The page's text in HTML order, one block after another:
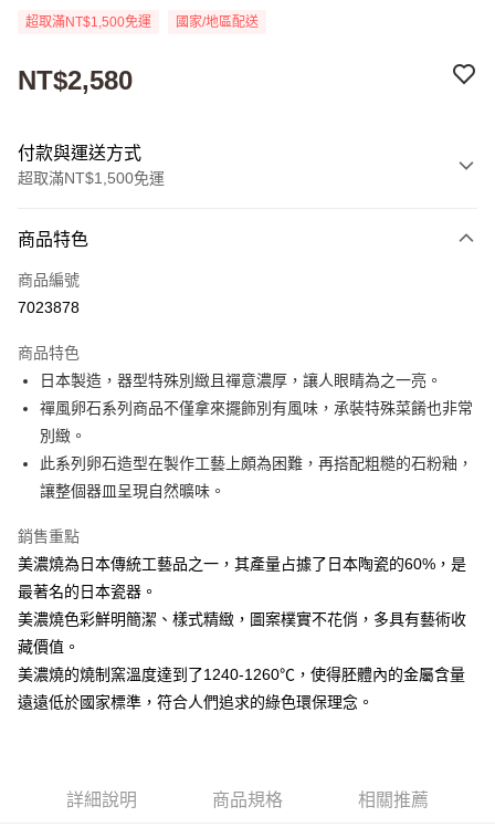
超取滿NT$1,500免運 國家/地區配送
NT$2,580
付款與運送方式
超取滿NT$1,500免運
信用卡一次付款
超商取貨付款
街口支付
悠遊付
AFTEE先享後付
相關說明
AFTEE先享後付是「在收到商品之後才付款」的支付方式。 讓您購物簡單
便利好安心！
１．簡單：不需註冊會員、不需綁卡、不需儲值。
２．便利：只要手機號碼，簡訊認證，即可結帳。
３．安心：先確認商品／服務後，再付款。
【「AFTEE先享後付」結帳流程】
１．於結帳方式選擇「AFTEE先享後付」後，將跳轉至「AFTEE先享後付」
２．訂單成立數日內，您將收到繳費通知簡訊。
購買商品的店家。未經商家同意取消之訂單仍視為有效，需透過AFTEE先享
後付繳納相關費用。
ATM付款
全家取貨付款
每筆NT$60，滿NT$1,500(含以上)免運費
7-11取貨付款
每筆NT$100，滿NT$1,500(含以上)免運費
商品特色
商品編號
7023878
商品特色
日本製造，器型特殊別緻且禪意濃厚，讓人眼睛為之一亮。
禪風卵石系列商品不僅拿來擺飾別有風味，承裝特殊菜餚也非常
別緻。
此系列卵石造型在製作工藝上頗為困難，再搭配粗糙的石粉釉，
讓整個器皿呈現自然曠味。
銷售重點
美濃燒為日本傳統工藝品之一，其產量占據了日本陶瓷的60%，是
最著名的日本瓷器。
美濃燒色彩鮮明簡潔、樣式精緻，圖案樸實不花俏，多具有藝術收
藏價值。
美濃燒的燒制窯溫度達到了1240-1260℃，使得胚體內的金屬含量
遠遠低於國家標準，符合人們追求的綠色環保理念。
詳細說明 商品規格 相關推薦